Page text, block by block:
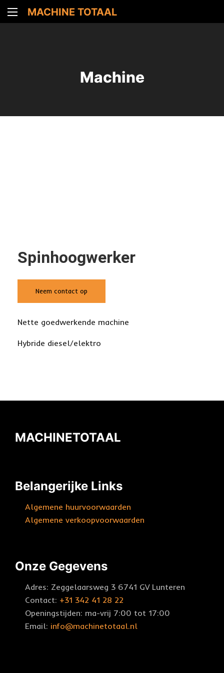
MACHINE TOTAAL
Machine
Spinhoogwerker
Neem contact op
Nette goedwerkende machine
Hybride diesel/elektro
MACHINETOTAAL
Belangerijke Links
Algemene huurvoorwaarden
Algemene verkoopvoorwaarden
Onze Gegevens
Adres: Zeggelaarsweg 3 6741 GV Lunteren
Contact: +31 342 41 28 22
Openingstijden: ma-vrij 7:00 tot 17:00
Email: info@machinetotaal.nl